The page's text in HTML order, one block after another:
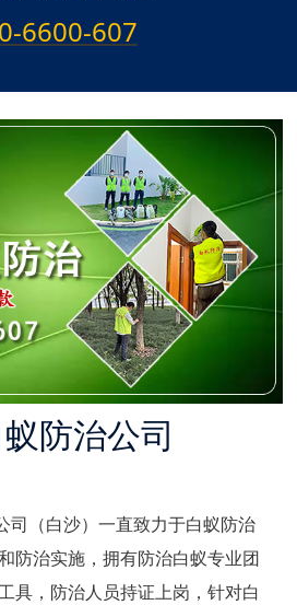
6600-607
防治公司
司（白沙）一直致力于白蚁防治
防治实施，拥有防治白蚁专业团
具，防治人员持证上岗，针对白